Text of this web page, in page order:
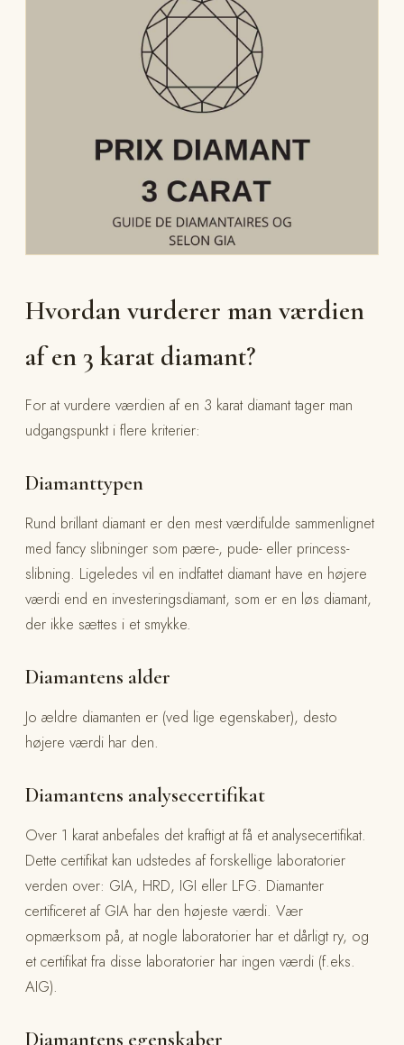
Hvordan vurderer man værdien
af en 3 karat diamant?
For at vurdere værdien af en 3 karat diamant tager man
udgangspunkt i flere kriterier:
Diamanttypen
Rund brillant diamant er den mest værdifulde sammenlignet
med fancy slibninger som pære-, pude- eller princess-
slibning. Ligeledes vil en indfattet diamant have en højere
værdi end en investeringsdiamant, som er en løs diamant,
der ikke sættes i et smykke.
Diamantens alder
Jo ældre diamanten er (ved lige egenskaber), desto
højere værdi har den.
Diamantens analysecertifikat
Over 1 karat anbefales det kraftigt at få et analysecertifikat.
Dette certifikat kan udstedes af forskellige laboratorier
verden over: GIA, HRD, IGI eller LFG. Diamanter
certificeret af GIA har den højeste værdi. Vær
opmærksom på, at nogle laboratorier har et dårligt ry, og
et certifikat fra disse laboratorier har ingen værdi (f.eks.
AIG).
Diamantens egenskaber